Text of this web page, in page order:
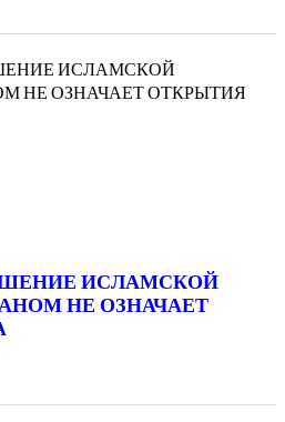
ИСЛАМСКОЙ
НЕ ОЗНАЧАЕТ